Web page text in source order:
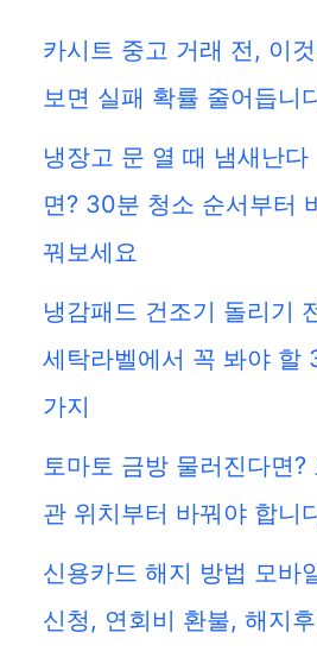
카시트 중고 거래 전, 이
보면 실패 확률 줄어듭니
냉장고 문 열 때 냄새난다
면? 30분 청소 순서부터
꿔보세요
냉감패드 건조기 돌리기
세탁라벨에서 꼭 봐야 할
가지
토마토 금방 물러진다면?
관 위치부터 바꿔야 합니
신용카드 해지 방법 모바
신청, 연회비 환불, 해지